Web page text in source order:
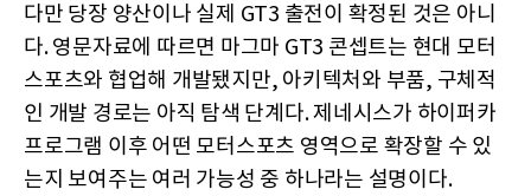
다만 당장 양산이나 실제 GT3 출전이 확정된 것은 아니
다. 영문자료에 따르면 마그마 GT3 콘셉트는 현대 모터
스포츠와 협업해 개발됐지만, 아키텍처와 부품, 구체적
인 개발 경로는 아직 탐색 단계다. 제네시스가 하이퍼카
프로그램 이후 어떤 모터스포츠 영역으로 확장할 수 있
는지 보여주는 여러 가능성 중 하나라는 설명이다.